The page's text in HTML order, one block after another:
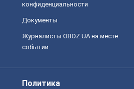
конфиденциальности
Документы
Журналисты OBOZ.UA на месте
событий
Политика